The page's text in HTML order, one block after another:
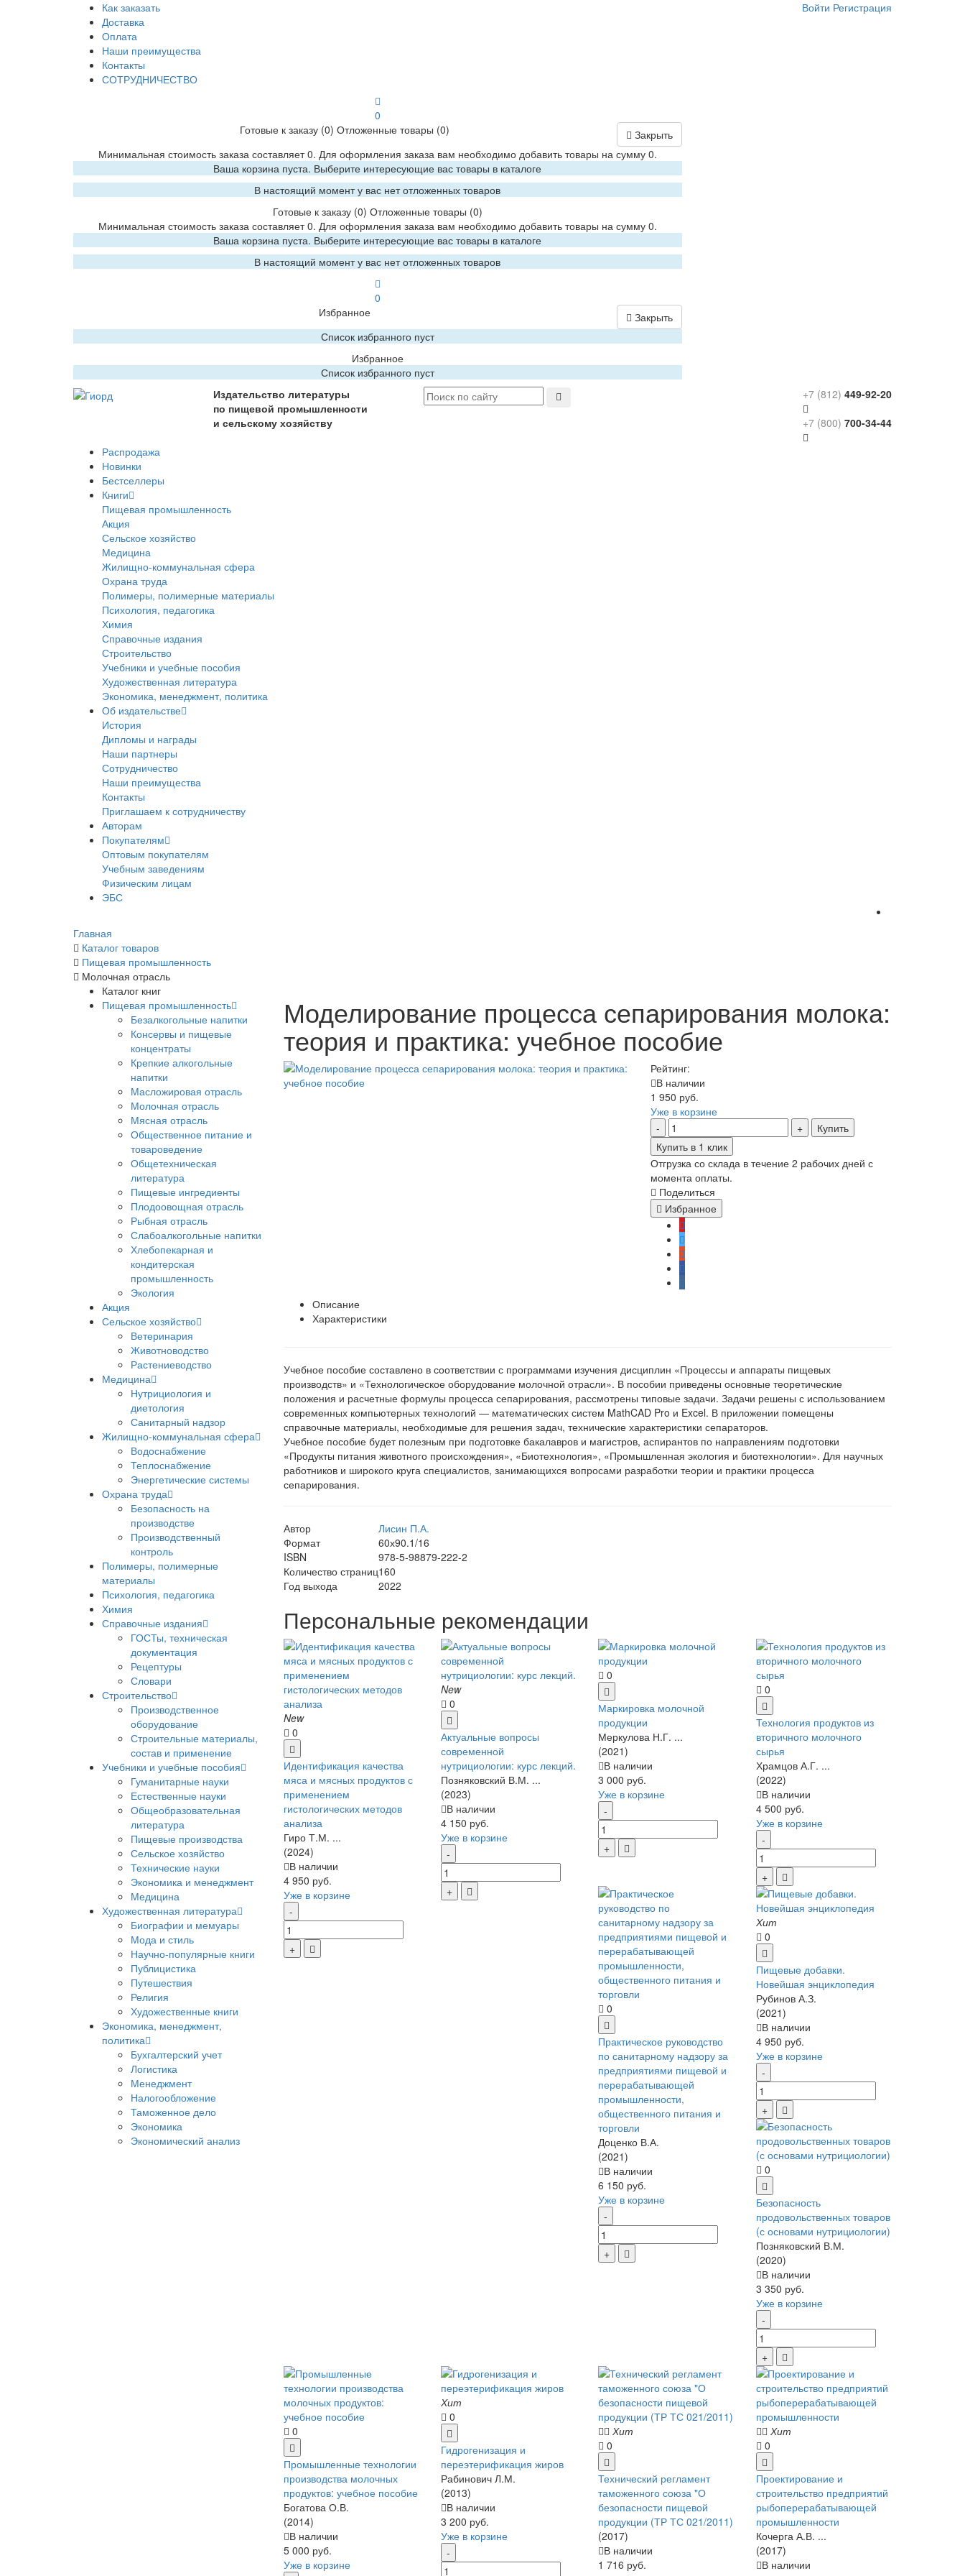
Как заказать
Доставка
Оплата
Наши преимущества
Контакты
СОТРУДНИЧЕСТВО
0
Готовые к заказу (0) Отложенные товары (0)
Закрыть
Минимальная стоимость заказа составляет 0. Для оформления заказа вам необходимо добавить товары на сумму 0.
Ваша корзина пуста. Выберите интересующие вас товары в каталоге
В настоящий момент у вас нет отложенных товаров
Готовые к заказу(0) Отложенные товары (0)
Минимальная стоимость заказа составляет 0. Для оформления заказа вам необходимо добавить товары на сумму 0.
Ваша корзина пуста. Выберите интересующие вас товары в каталоге
В настоящий момент у вас нет отложенных товаров
0
Избранное
Закрыть
Список избранного пуст
Избранное
Список избранного пуст
Войти Регистрация
Издательство литературы
по пищевой промышленности
и сельскому хозяйству
+7 (812) 449-92-20
+7 (800) 700-34-44
Распродажа
Новинки
Бестселлеры
Книги
Пищевая промышленность
Акция
Сельское хозяйство
Медицина
Жилищно-коммунальная сфера
Охрана труда
Полимеры, полимерные материалы
Психология, педагогика
Химия
Справочные издания
Строительство
Учебники и учебные пособия
Художественная литература
Экономика, менеджмент, политика
Об издательстве
История
Дипломы и награды
Наши партнеры
Сотрудничество
Наши преимущества
Контакты
Приглашаем к сотрудничеству
Авторам
Покупателям
Оптовым покупателям
Учебным заведениям
Физическим лицам
ЭБС
Главная
Каталог товаров
Пищевая промышленность
Молочная отрасль
Каталог книг
Пищевая промышленность
Безалкогольные напитки
Консервы и пищевые
концентраты
Крепкие алкогольные
напитки
Масложировая отрасль
Молочная отрасль
Мясная отрасль
Общественное питание и
товароведение
Общетехническая
литература
Пищевые ингредиенты
Плодоовощная отрасль
Рыбная отрасль
Слабоалкогольные напитки
Хлебопекарная и
кондитерская
промышленность
Экология
Акция
Сельское хозяйство
Ветеринария
Животноводство
Растениеводство
Медицина
Нутрициология и
диетология
Санитарный надзор
Жилищно-коммунальная сфера
Водоснабжение
Теплоснабжение
Энергетические системы
Охрана труда
Безопасность на
производстве
Производственный
контроль
Полимеры, полимерные
материалы
Психология, педагогика
Химия
Справочные издания
ГОСТы, техническая
документация
Рецептуры
Словари
Строительство
Производственное
оборудование
Строительные материалы,
состав и применение
Учебники и учебные пособия
Гуманитарные науки
Естественные науки
Общеобразовательная
литература
Пищевые производства
Сельское хозяйство
Технические науки
Экономика и менеджмент
Медицина
Художественная литература
Биографии и мемуары
Мода и стиль
Научно-популярные книги
Публицистика
Путешествия
Религия
Художественные книги
Экономика, менеджмент,
политика
Бухгалтерский учет
Логистика
Менеджмент
Налогообложение
Таможенное дело
Экономика
Экономический анализ
Моделирование процесса сепарирования молока:
теория и практика: учебное пособие
Рейтинг:
В наличии
1 950 руб.
Уже в корзине
Купить
Купить в 1 клик
Отгрузка со склада в течение 2 рабочих дней с
момента оплаты.
Поделиться
Избранное
Описание
Характеристики
Учебное пособие составлено в соответствии с программами изучения дисциплин «Процессы и аппараты пищевых
производств» и «Технологическое оборудование молочной отрасли». В пособии приведены основные теоретические
положения и расчетные формулы процесса сепарирования, рассмотрены типовые задачи. Задачи решены с использованием
современных компьютерных технологий — математических систем MathCAD Pro и Excel. В приложении помещены
справочные материалы, необходимые для решения задач, технические характеристики сепараторов.
Учебное пособие будет полезным при подготовке бакалавров и магистров, аспирантов по направлениям подготовки
«Продукты питания животного происхождения», «Биотехнология», «Промышленная экология и биотехнологии». Для научных
работников и широкого круга специалистов, занимающихся вопросами разработки теории и практики процесса
сепарирования.
Автор
Лисин П.А.
Формат
60х90.1/16
ISBN
978-5-98879-222-2
Количество страниц160
Год выхода
2022
Персональные рекомендации
New
0
Идентификация качества
мяса и мясных продуктов с
применением
гистологических методов
анализа
Гиро Т.М. ...
(2024)
В наличии
4 950 руб.
Уже в корзине
New
0
Актуальные вопросы
современной
нутрициологии: курс лекций.
Позняковский В.М. ...
(2023)
В наличии
4 150 руб.
Уже в корзине
0
Маркировка молочной
продукции
Меркулова Н.Г. ...
(2021)
В наличии
3 000 руб.
Уже в корзине
0
Технология продуктов из
вторичного молочного
сырья
Храмцов А.Г. ...
(2022)
В наличии
4 500 руб.
Уже в корзине
0
Практическое руководство
по санитарному надзору за
предприятиями пищевой и
перерабатывающей
промышленности,
общественного питания и
торговли
Доценко В.А.
(2021)
В наличии
6 150 руб.
Уже в корзине
Хит
0
Пищевые добавки.
Новейшая энциклопедия
Рубинов А.З.
(2021)
В наличии
4 950 руб.
Уже в корзине
0
Безопасность
продовольственных товаров
(с основами нутрициологии)
Позняковский В.М.
(2020)
В наличии
3 350 руб.
Уже в корзине
0
Промышленные технологии
производства молочных
продуктов: учебное пособие
Богатова О.В.
(2014)
В наличии
5 000 руб.
Уже в корзине
Хит
0
Гидрогенизация и
переэтерификация жиров
Рабинович Л.М.
(2013)
В наличии
3 200 руб.
Уже в корзине
Хит
0
Технический регламент
таможенного союза "О
безопасности пищевой
продукции (ТР ТС 021/2011)
(2017)
В наличии
1 716 руб.
Хит
0
Проектирование и
строительство предприятий
рыбоперерабатывающей
промышленности
Кочерга А.В. ...
(2017)
В наличии